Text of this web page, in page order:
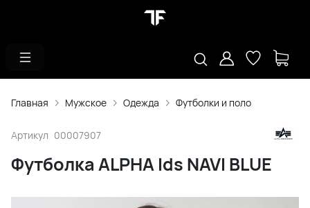
Главная Мужское Одежда Футболки и поло
Артикул 00007907
Футболка ALPHA Ids NAVI BLUE